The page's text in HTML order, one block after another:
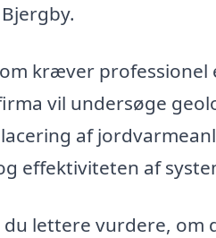
kræver professionel
vil undersøge
af
effektiviteten af
lettere vurdere, om